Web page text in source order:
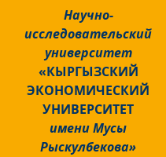
Научно-
исследовательский
университет
«КЫРГЫЗСКИЙ
ЭКОНОМИЧЕСКИЙ
УНИВЕРСИТЕТ
имени Мусы
Рыскулбекова»